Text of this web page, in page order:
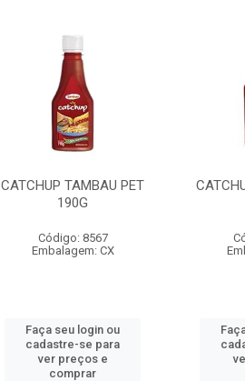
CATCHUP TAMBAU PET
190G
Código: 8567
Embalagem: CX
Faça seu login ou
cadastre-se para
ver preços e
comprar